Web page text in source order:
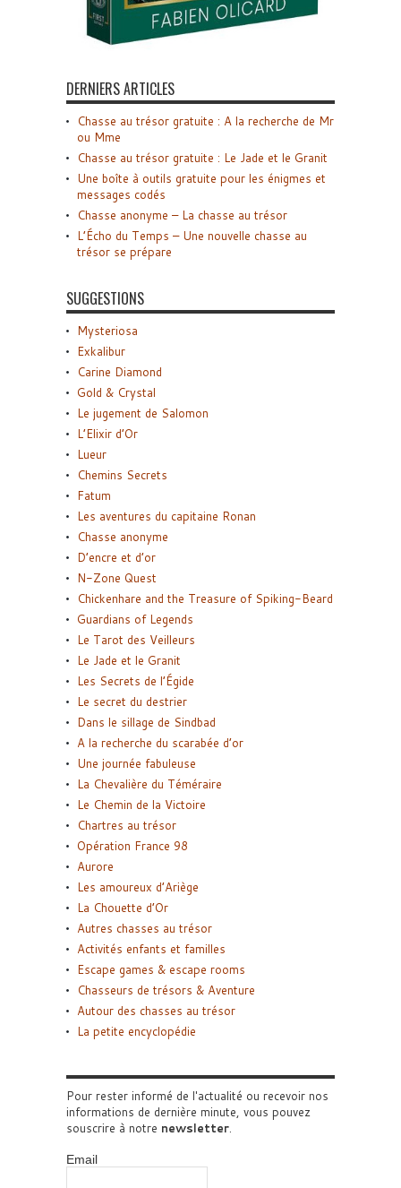
DERNIERS ARTICLES
Chasse au trésor gratuite : A la recherche de Mr
ou Mme
Chasse au trésor gratuite : Le Jade et le Granit
Une boîte à outils gratuite pour les énigmes et
messages codés
Chasse anonyme – La chasse au trésor
L’Écho du Temps – Une nouvelle chasse au
trésor se prépare
SUGGESTIONS
Mysteriosa
Exkalibur
Carine Diamond
Gold & Crystal
Le jugement de Salomon
L’Elixir d’Or
Lueur
Chemins Secrets
Fatum
Les aventures du capitaine Ronan
Chasse anonyme
D’encre et d’or
N-Zone Quest
Chickenhare and the Treasure of Spiking-Beard
Guardians of Legends
Le Tarot des Veilleurs
Le Jade et le Granit
Les Secrets de l’Égide
Le secret du destrier
Dans le sillage de Sindbad
A la recherche du scarabée d’or
Une journée fabuleuse
La Chevalière du Téméraire
Le Chemin de la Victoire
Chartres au trésor
Opération France 98
Aurore
Les amoureux d’Ariège
La Chouette d’Or
Autres chasses au trésor
Activités enfants et familles
Escape games & escape rooms
Chasseurs de trésors & Aventure
Autour des chasses au trésor
La petite encyclopédie
Pour rester informé de l'actualité ou recevoir nos
informations de dernière minute, vous pouvez
souscrire à notre newsletter.
Email